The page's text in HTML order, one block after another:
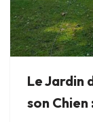
Le Jardin
son